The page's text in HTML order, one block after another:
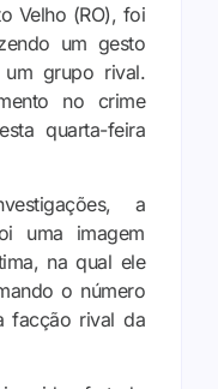
Velho (RO), foi
um gesto
grupo rival.
no crime
quarta-feira
a
uma imagem
na qual ele
o número
facção rival da